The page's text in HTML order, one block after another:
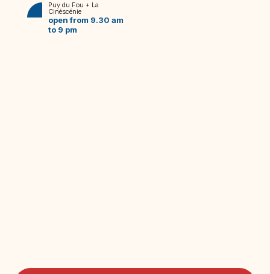
Puy du Fou + La
Cinéscénie
open from 9.30 am
to 9 pm